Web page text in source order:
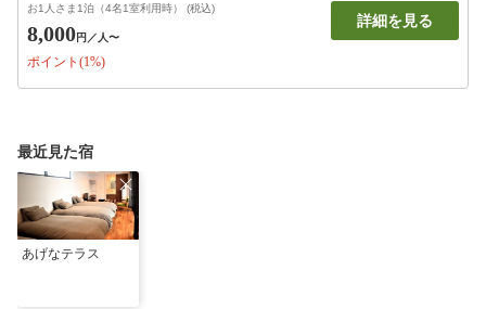
お1人さま1泊（4名1室利用時） (税込)
8,000円 ／人〜
ポイント(1%)
詳細を見る
最近見た宿
あげなテラス